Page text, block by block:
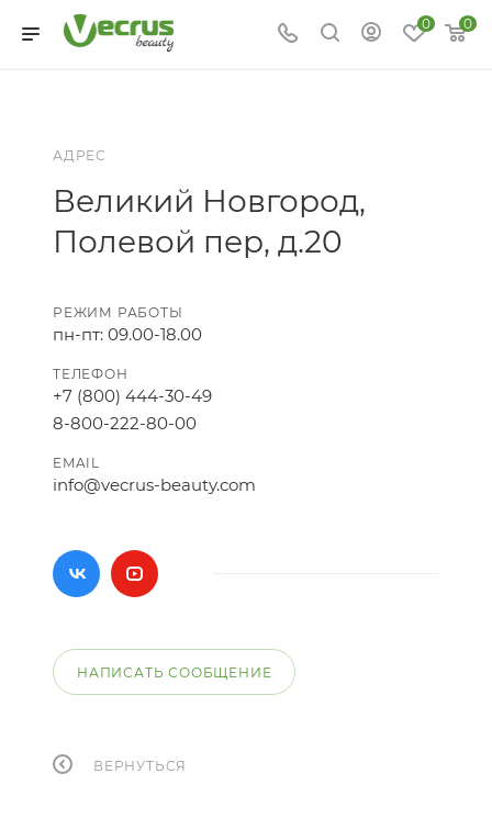
0 0
АДРЕС
Великий Новгород,
Полевой пер, д.20
РЕЖИМ РАБОТЫ
пн-пт: 09.00-18.00
ТЕЛЕФОН
+7 (800) 444-30-49
8-800-222-80-00
EMAIL
info@vecrus-beauty.com
НАПИСАТЬ СООБЩЕНИЕ
ВЕРНУТЬСЯ